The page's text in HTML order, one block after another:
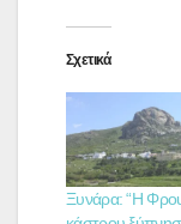
Σχετικά
Ξυνάρα: “H